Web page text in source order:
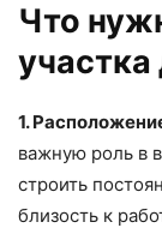
Что
участка
1.
важную роль в
строить
близость к